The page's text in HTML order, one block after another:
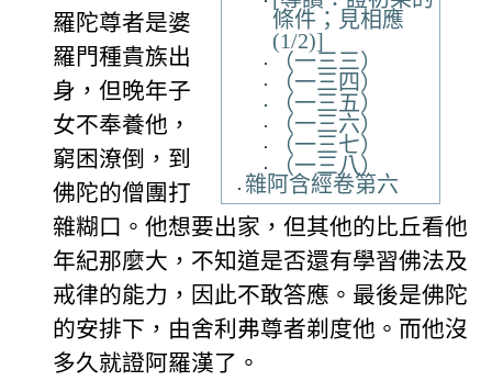
條件；見相應
(1/2)]
（一三三）
（一三四）
（一三五）
（一三六）
（一三七）
（一三八）
雜阿含經卷第六
羅陀尊者是婆
羅門種貴族出
身，但晚年子
女不奉養他，
窮困潦倒，到
佛陀的僧團打
雜糊口。他想要出家，但其他的比丘看他
年紀那麼大，不知道是否還有學習佛法及
戒律的能力，因此不敢答應。最後是佛陀
的安排下，由舍利弗尊者剃度他。而他沒
多久就證阿羅漢了。